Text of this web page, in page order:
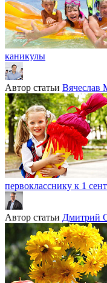
каникулы
Автор статьи Вячеслав
первокласснику к 1
Автор статьи Дмитрий